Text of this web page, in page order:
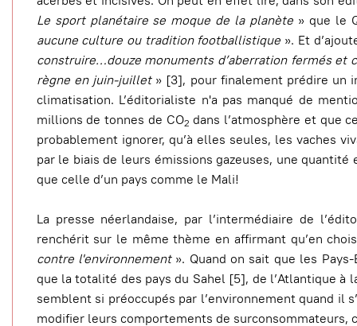
Le sport planétaire se moque de la planète » que le
aucune culture ou tradition footballistique ». Et
construire…douze monuments d’aberration fermés et
règne en juin-juillet» [3], pour finalement prédire un
climatisation. L’éditorialiste n'a pas manqué de
millions de tonnes de CO2 dans l’atmosphère et que
probablement ignorer, qu’à elles seules, les vaches
par le biais de leurs émissions gazeuses, une
que celle d’un pays comme le Mali!
La presse néerlandaise, par l’intermédiaire de
renchérit sur le même thème en affirmant qu’en
contre l'environnement». Quand on sait que les
que la totalité des pays du Sahel [5], de l’Atlantique à
semblent si préoccupés par l’environnement quand il
modifier leurs comportements de surconsommateurs,